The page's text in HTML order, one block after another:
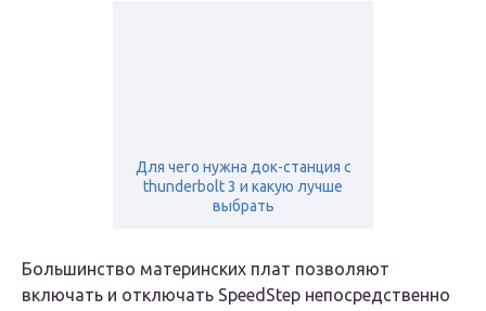
Для чего нужна док-станция с
thunderbolt 3 и какую лучше
выбрать
Большинство материнских плат позволяют
включать и отключать SpeedStep непосредственно